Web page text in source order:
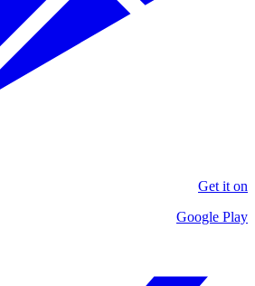
Get it on
Google Play